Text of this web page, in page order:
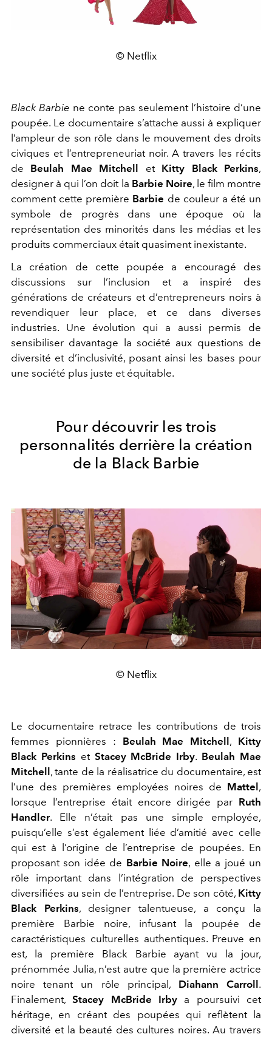
© Netflix
Black Barbie ne conte pas seulement l’histoire d’une
poupée. Le documentaire s’attache aussi à expliquer
l’ampleur de son rôle dans le mouvement des droits
civiques et l’entrepreneuriat noir. A travers les récits
de Beulah Mae Mitchell et Kitty Black Perkins,
designer à qui l’on doit la Barbie Noire, le film montre
comment cette première Barbie de couleur a été un
symbole de progrès dans une époque où la
représentation des minorités dans les médias et les
produits commerciaux était quasiment inexistante.
La création de cette poupée a encouragé des
discussions sur l’inclusion et a inspiré des
générations de créateurs et d’entrepreneurs noirs à
revendiquer leur place, et ce dans diverses
industries. Une évolution qui a aussi permis de
sensibiliser davantage la société aux questions de
diversité et d’inclusivité, posant ainsi les bases pour
une société plus juste et équitable.
Pour découvrir les trois
personnalités derrière la création
de la Black Barbie
© Netflix
Le documentaire retrace les contributions de trois
femmes pionnières : Beulah Mae Mitchell, Kitty
Black Perkins et Stacey McBride Irby. Beulah Mae
Mitchell, tante de la réalisatrice du documentaire, est
l’une des premières employées noires de Mattel,
lorsque l’entreprise était encore dirigée par Ruth
Handler. Elle n’était pas une simple employée,
puisqu’elle s’est également liée d’amitié avec celle
qui est à l’origine de l’entreprise de poupées. En
proposant son idée de Barbie Noire, elle a joué un
rôle important dans l’intégration de perspectives
diversifiées au sein de l’entreprise. De son côté, Kitty
Black Perkins, designer talentueuse, a conçu la
première Barbie noire, infusant la poupée de
caractéristiques culturelles authentiques. Preuve en
est, la première Black Barbie ayant vu la jour,
prénommée Julia, n’est autre que la première actrice
noire tenant un rôle principal, Diahann Carroll.
Finalement,Stacey McBride Irby a poursuivi cet
héritage, en créant des poupées qui reflètent la
diversité et la beauté des cultures noires. Au travers